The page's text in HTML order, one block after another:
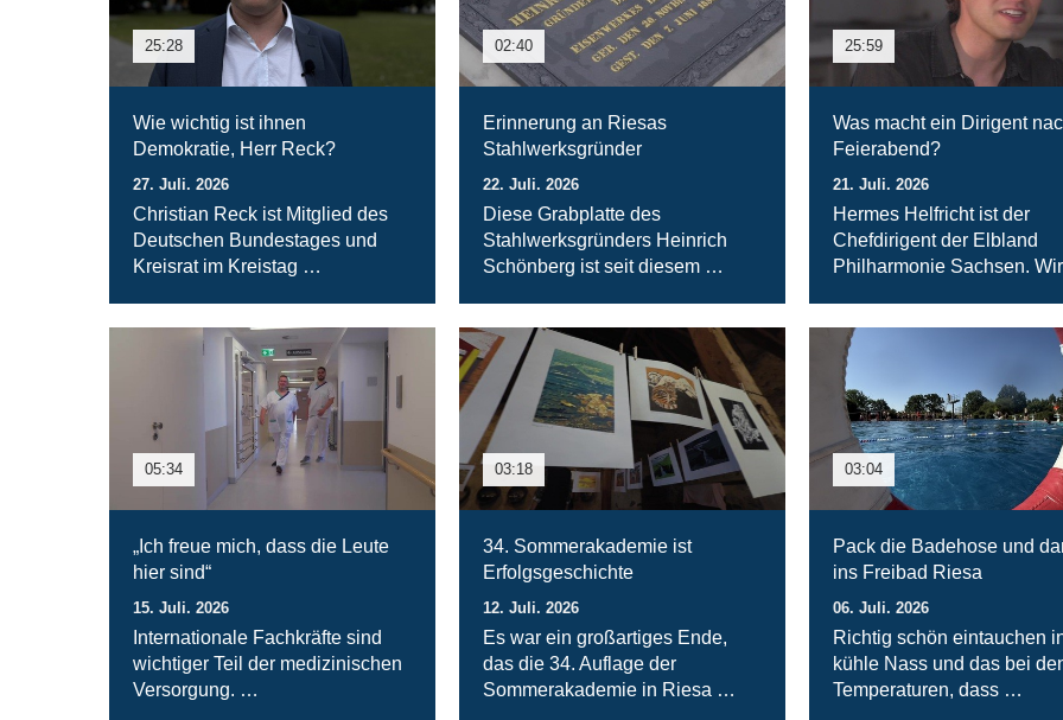
25:28
Wie wichtig ist ihnen
Demokratie, Herr Reck?
27. Juli. 2026
Christian Reck ist Mitglied des
Deutschen Bundestages und
Kreisrat im Kreistag …
02:40
Erinnerung an Riesas
Stahlwerksgründer
22. Juli. 2026
Diese Grabplatte des
Stahlwerksgründers Heinrich
Schönberg ist seit diesem …
25:59
Was macht ein Dirigent
Feierabend?
21. Juli. 2026
Hermes Helfricht ist der
Chefdirigent der Elbland
Philharmonie Sachsen.
05:34
„Ich freue mich, dass die Leute
hier sind“
15. Juli. 2026
Internationale Fachkräfte sind
wichtiger Teil der medizinischen
Versorgung. …
03:18
34. Sommerakademie ist
Erfolgsgeschichte
12. Juli. 2026
Es war ein großartiges Ende,
das die 34. Auflage der
Sommerakademie in Riesa …
03:04
Pack die Badehose und
ins Freibad Riesa
06. Juli. 2026
Richtig schön eintauchen
kühle Nass und das bei
Temperaturen, dass …